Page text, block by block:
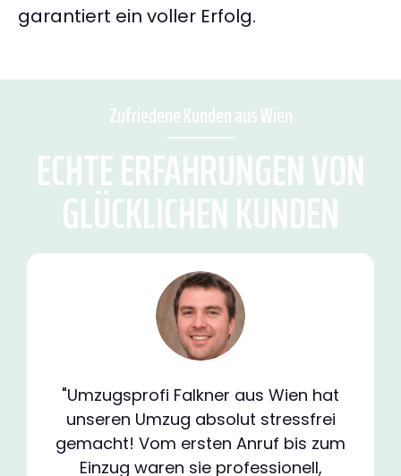
garantiert ein voller Erfolg.
Zufriedene Kunden aus Wien
ECHTE ERFAHRUNGEN VON
GLÜCKLICHEN KUNDEN
"Umzugsprofi Falkner aus Wien hat
unseren Umzug absolut stressfrei
gemacht! Vom ersten Anruf bis zum
Einzug waren sie professionell,